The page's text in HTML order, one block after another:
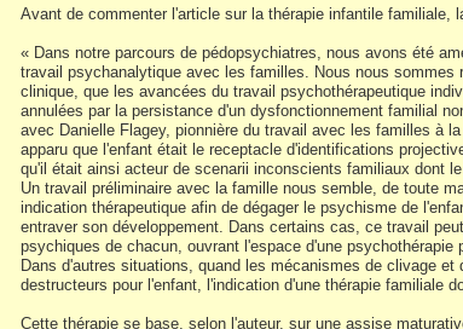
Avant de commenter l'article sur la thérapie infantile familiale,
« Dans notre parcours de pédopsychiatres, nous avons été
travail psychanalytique avec les familles. Nous nous sommes
clinique, que les avancées du travail psychothérapeutique
annulées par la persistance d'un dysfonctionnement familial
avec Danielle Flagey, pionnière du travail avec les familles à
apparu que l'enfant était le receptacle d'identifications
qu'il était ainsi acteur de scenarii inconscients familiaux dont
Un travail préliminaire avec la famille nous semble, de toute
indication thérapeutique afin de dégager le psychisme de
entraver son développement. Dans certains cas, ce travail
psychiques de chacun, ouvrant l'espace d'une psychothérapie
Dans d'autres situations, quand les mécanismes de clivage
destructeurs pour l'enfant, l'indication d'une thérapie familiale
Cette thérapie se base, selon l'auteur, sur une assise